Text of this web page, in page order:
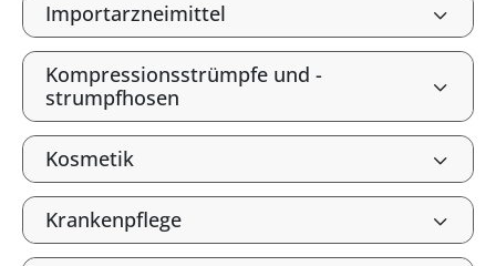
Importarzneimittel
Kompressionsstrümpfe und -
strumpfhosen
Kosmetik
Krankenpflege